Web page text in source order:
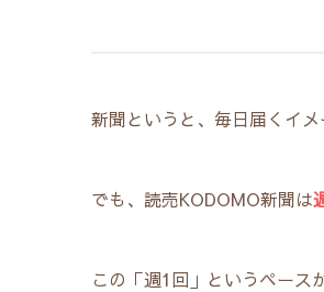
新聞というと、毎日届くイメ
でも、読売KODOMO新聞は
この「週1回」というペース